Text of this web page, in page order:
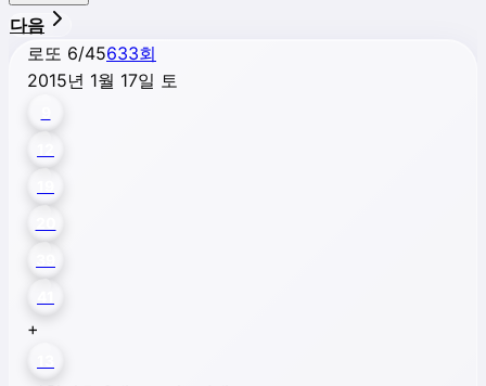
다음
로또 6/45633회
2015년 1월 17일 토
+